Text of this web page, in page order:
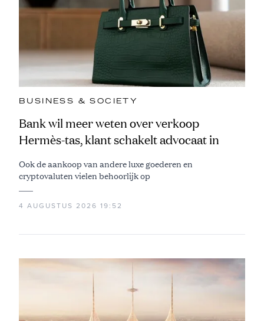
BUSINESS & SOCIETY
Bank wil meer weten over verkoop
Hermès-tas, klant schakelt advocaat in
Ook de aankoop van andere luxe goederen en
cryptovaluten vielen behoorlijk op
4 AUGUSTUS 2026 19:52